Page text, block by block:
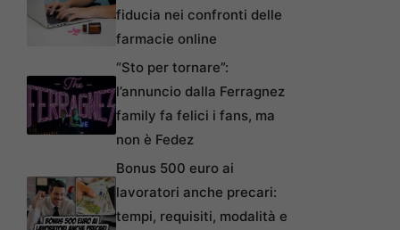
fiducia nei confronti delle
farmacie online
“Sto per tornare”:
l’annuncio dalla Ferragnez
family fa felici i fans, ma
non è Fedez
Bonus 500 euro ai
lavoratori anche precari:
tempi, requisiti, modalità e